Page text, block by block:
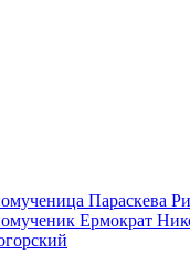
Параскева
Ермократ